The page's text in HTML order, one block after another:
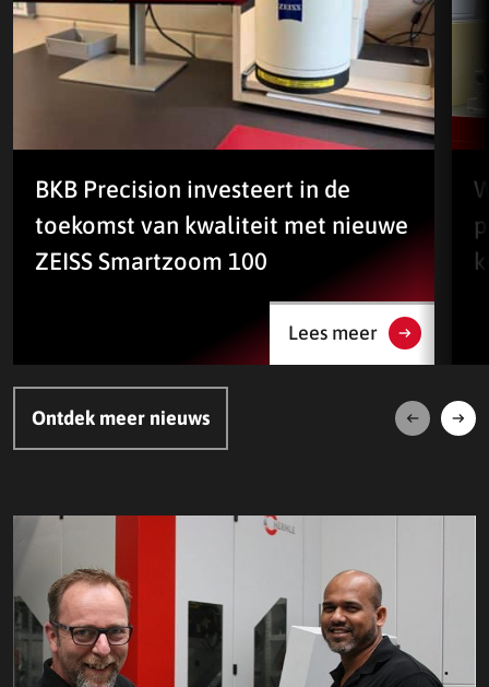
BKB Precision investeert in de
toekomst van kwaliteit met nieuwe
ZEISS Smartzoom 100
Lees meer
Ontdek meer nieuws Volgende